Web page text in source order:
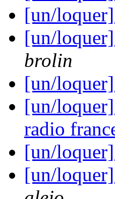
[un/
[un/
brolin
[un/
[un/
radio
[un/
[un/